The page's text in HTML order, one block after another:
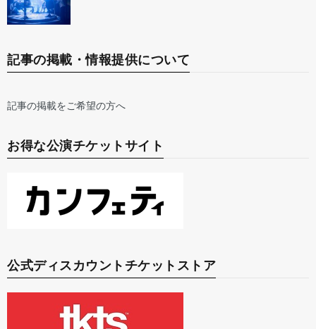
記事の掲載・情報提供について
記事の掲載をご希望の方へ
お得な公演チケットサイト
公式ディスカウントチケットストア